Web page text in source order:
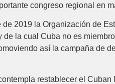
congreso regional en
de 2019 la Organización de
de la cual Cuba no es
así la campaña de
restablecer el